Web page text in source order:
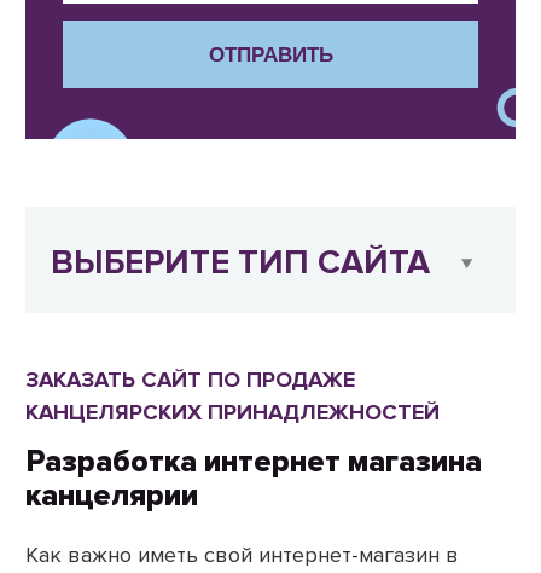
ОТПРАВИТЬ
ВЫБЕРИТЕ ТИП САЙТА
ЗАКАЗАТЬ САЙТ ПО ПРОДАЖЕ
КАНЦЕЛЯРСКИХ ПРИНАДЛЕЖНОСТЕЙ
Разработка интернет магазина
канцелярии
Как важно иметь свой интернет-магазин в